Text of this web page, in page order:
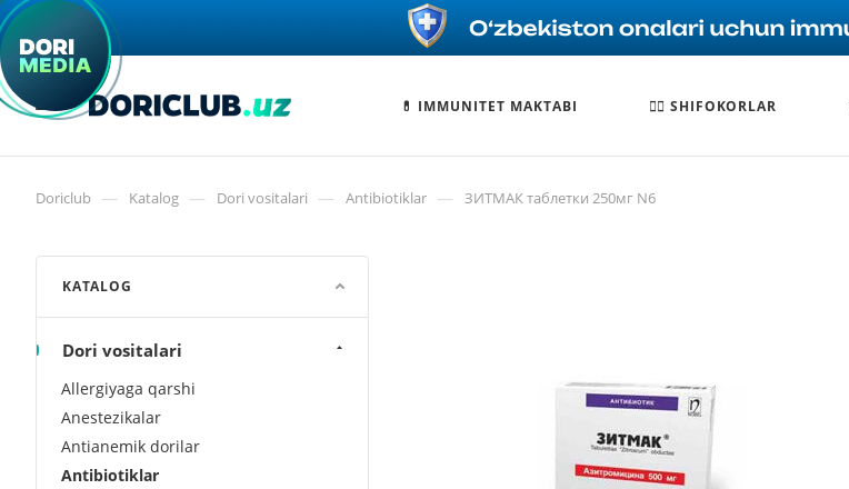
💊 IMMUNITET MAKTABI 🧑‍⚕️ SHIFOKORLAR
Doriclub — Katalog — Dori vositalari — Antibiotiklar — ЗИТМАК таблетки 250мг N6
KATALOG
Dori vositalari
Allergiyaga qarshi
Anestezikalar
Antianemik dorilar
Antibiotiklar